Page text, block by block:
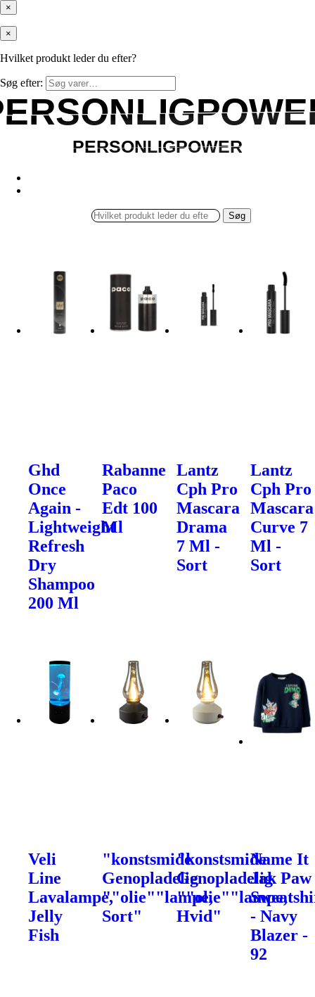
×
×
Hvilket produkt leder du efter?
Søg efter:
PERSONLIGPOWER
PERSONLIGPOWER
Søg
Ghd
Once
Again -
Lightweight
Refresh
Dry
Shampoo
200 Ml
Rabanne
Paco
Edt 100
Ml
Lantz
Cph Pro
Mascara
Drama
7 Ml -
Sort
Lantz
Cph Pro
Mascara
Curve 7
Ml -
Sort
Veli
Line
Lavalampe,
Jelly
Fish
"konstsmide
Genopladelig
""olie""lampe,
Sort"
"konstsmide
Genopladelig
""olie""lampe,
Hvid"
Name It
Jak Paw
- Navy
Blazer -
92